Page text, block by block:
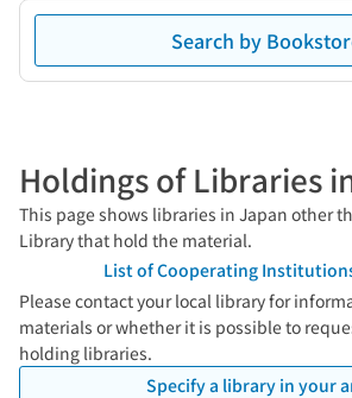
Search by
Holdings of Libraries
This page shows libraries in Japan other
Library that hold the material.
List of Cooperating
Please contact your local library for
materials or whether it is possible to
holding libraries.
Specify a library in your